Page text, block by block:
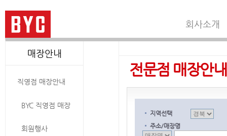
회사소개
매장안내
직영점 매장안내
BYC 직영점 매장
회원행사
전문점 매장안내
지역선택
주소/매장명